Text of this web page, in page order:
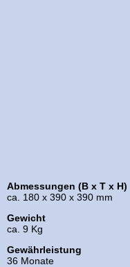
Abmessungen (B x T x H)
ca. 180 x 390 x 390 mm
Gewicht
ca. 9 Kg
Gewährleistung
36 Monate